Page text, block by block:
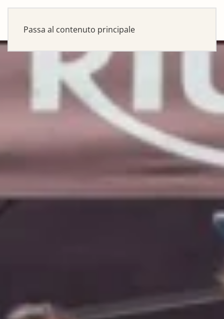
Passa al contenuto principale